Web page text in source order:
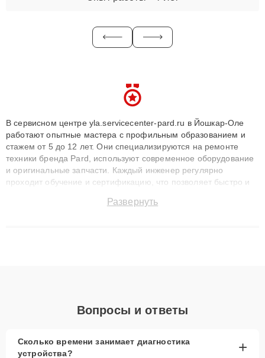
В сервисном центре yla.servicecenter-pard.ru в Йошкар-Оле
работают опытные мастера с профильным образованием и
стажем от 5 до 12 лет. Они специализируются на ремонте
техники бренда Pard, используют современное оборудование
и оригинальные запчасти. Каждый инженер регулярно
проходит обучение и сертификацию, что позволяет быстро и
сохранением гарантии до 3 лет. Наши мастера решают
Развернуть
Вопросы и ответы
Сколько времени занимает диагностика
устройства?
+